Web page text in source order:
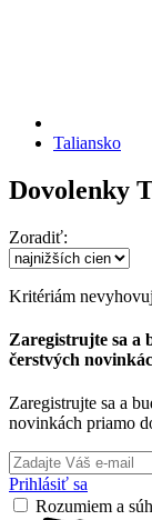
Taliansko
Dovolenky
Zoradiť:
Kritériám
Zaregistrujte sa a
čerstvých
Zaregistrujte sa a
novinkách priamo
Prihlásiť sa
Rozumiem a